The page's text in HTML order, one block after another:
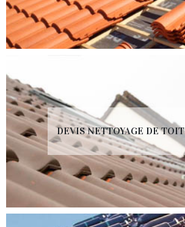
DEVIS NETTOYAGE DE